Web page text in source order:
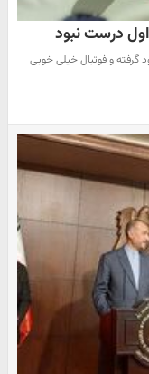
درست نبود
و فوتبال خیلی خوبی